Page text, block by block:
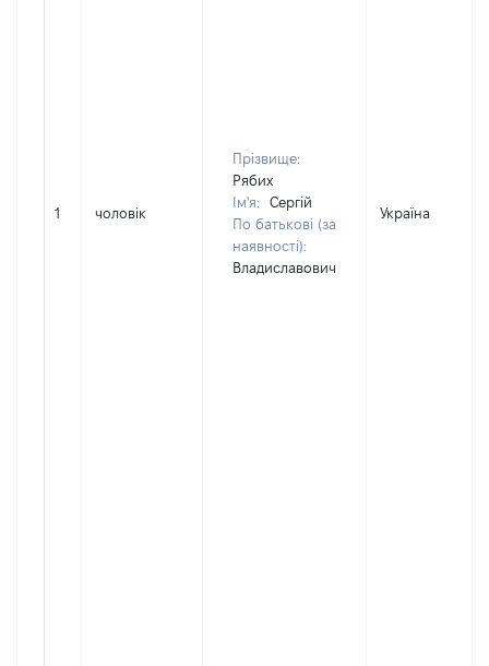
1 чоловік
Прізвище:
Рябих
Ім'я:
Сергій
По батькові (за
наявності):
Владиславович
Україна